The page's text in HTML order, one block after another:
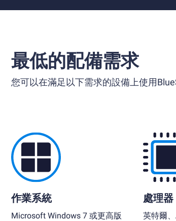
最低的配備需求
您可以在滿足以下需求的設備上使用
作業系統
Microsoft Windows 7 或更高版
處理器
英特爾